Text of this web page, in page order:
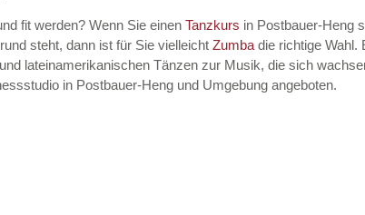
fit werden? Wenn Sie einen Tanzkurs in Postbauer-Heng
steht, dann ist für Sie vielleicht Zumba die richtige Wahl.
lateinamerikanischen Tänzen zur Musik, die sich
in Postbauer-Heng und Umgebung angeboten.